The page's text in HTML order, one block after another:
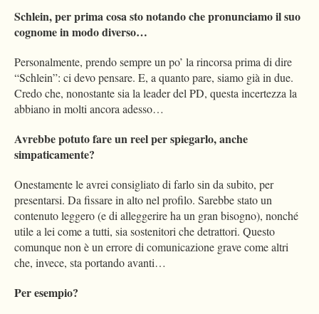
Schlein, per prima cosa sto notando che pronunciamo il suo
cognome in modo diverso…
Personalmente, prendo sempre un po’ la rincorsa prima di dire
“Schlein”: ci devo pensare. E, a quanto pare, siamo già in due.
Credo che, nonostante sia la leader del PD, questa incertezza la
abbiano in molti ancora adesso…
Avrebbe potuto fare un reel per spiegarlo, anche
simpaticamente?
Onestamente le avrei consigliato di farlo sin da subito, per
presentarsi. Da fissare in alto nel profilo. Sarebbe stato un
contenuto leggero (e di alleggerire ha un gran bisogno), nonché
utile a lei come a tutti, sia sostenitori che detrattori. Questo
comunque non è un errore di comunicazione grave come altri
che, invece, sta portando avanti…
Per esempio?